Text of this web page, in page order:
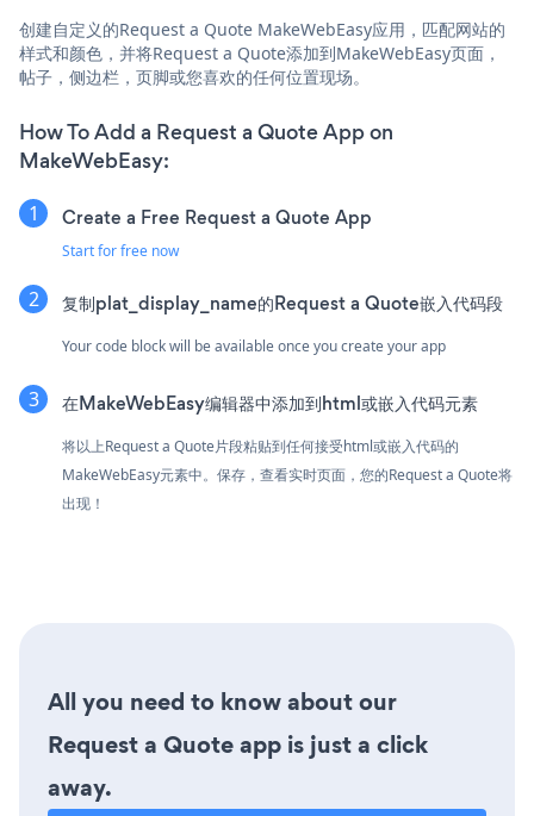
创建自定义的Request a Quote MakeWebEasy应用，匹配网站的
样式和颜色，并将Request a Quote添加到MakeWebEasy页面，
帖子，侧边栏，页脚或您喜欢的任何位置现场。
How To Add a Request a Quote App on
MakeWebEasy:
Create a Free Request a Quote App
Start for free now
复制plat_display_name的Request a Quote嵌入代码段
Your code block will be available once you create your app
在MakeWebEasy编辑器中添加到html或嵌入代码元素
将以上Request a Quote片段粘贴到任何接受html或嵌入代码的
MakeWebEasy元素中。保存，查看实时页面，您的Request a Quote将
出现！
All you need to know about our
Request a Quote app is just a click
away.